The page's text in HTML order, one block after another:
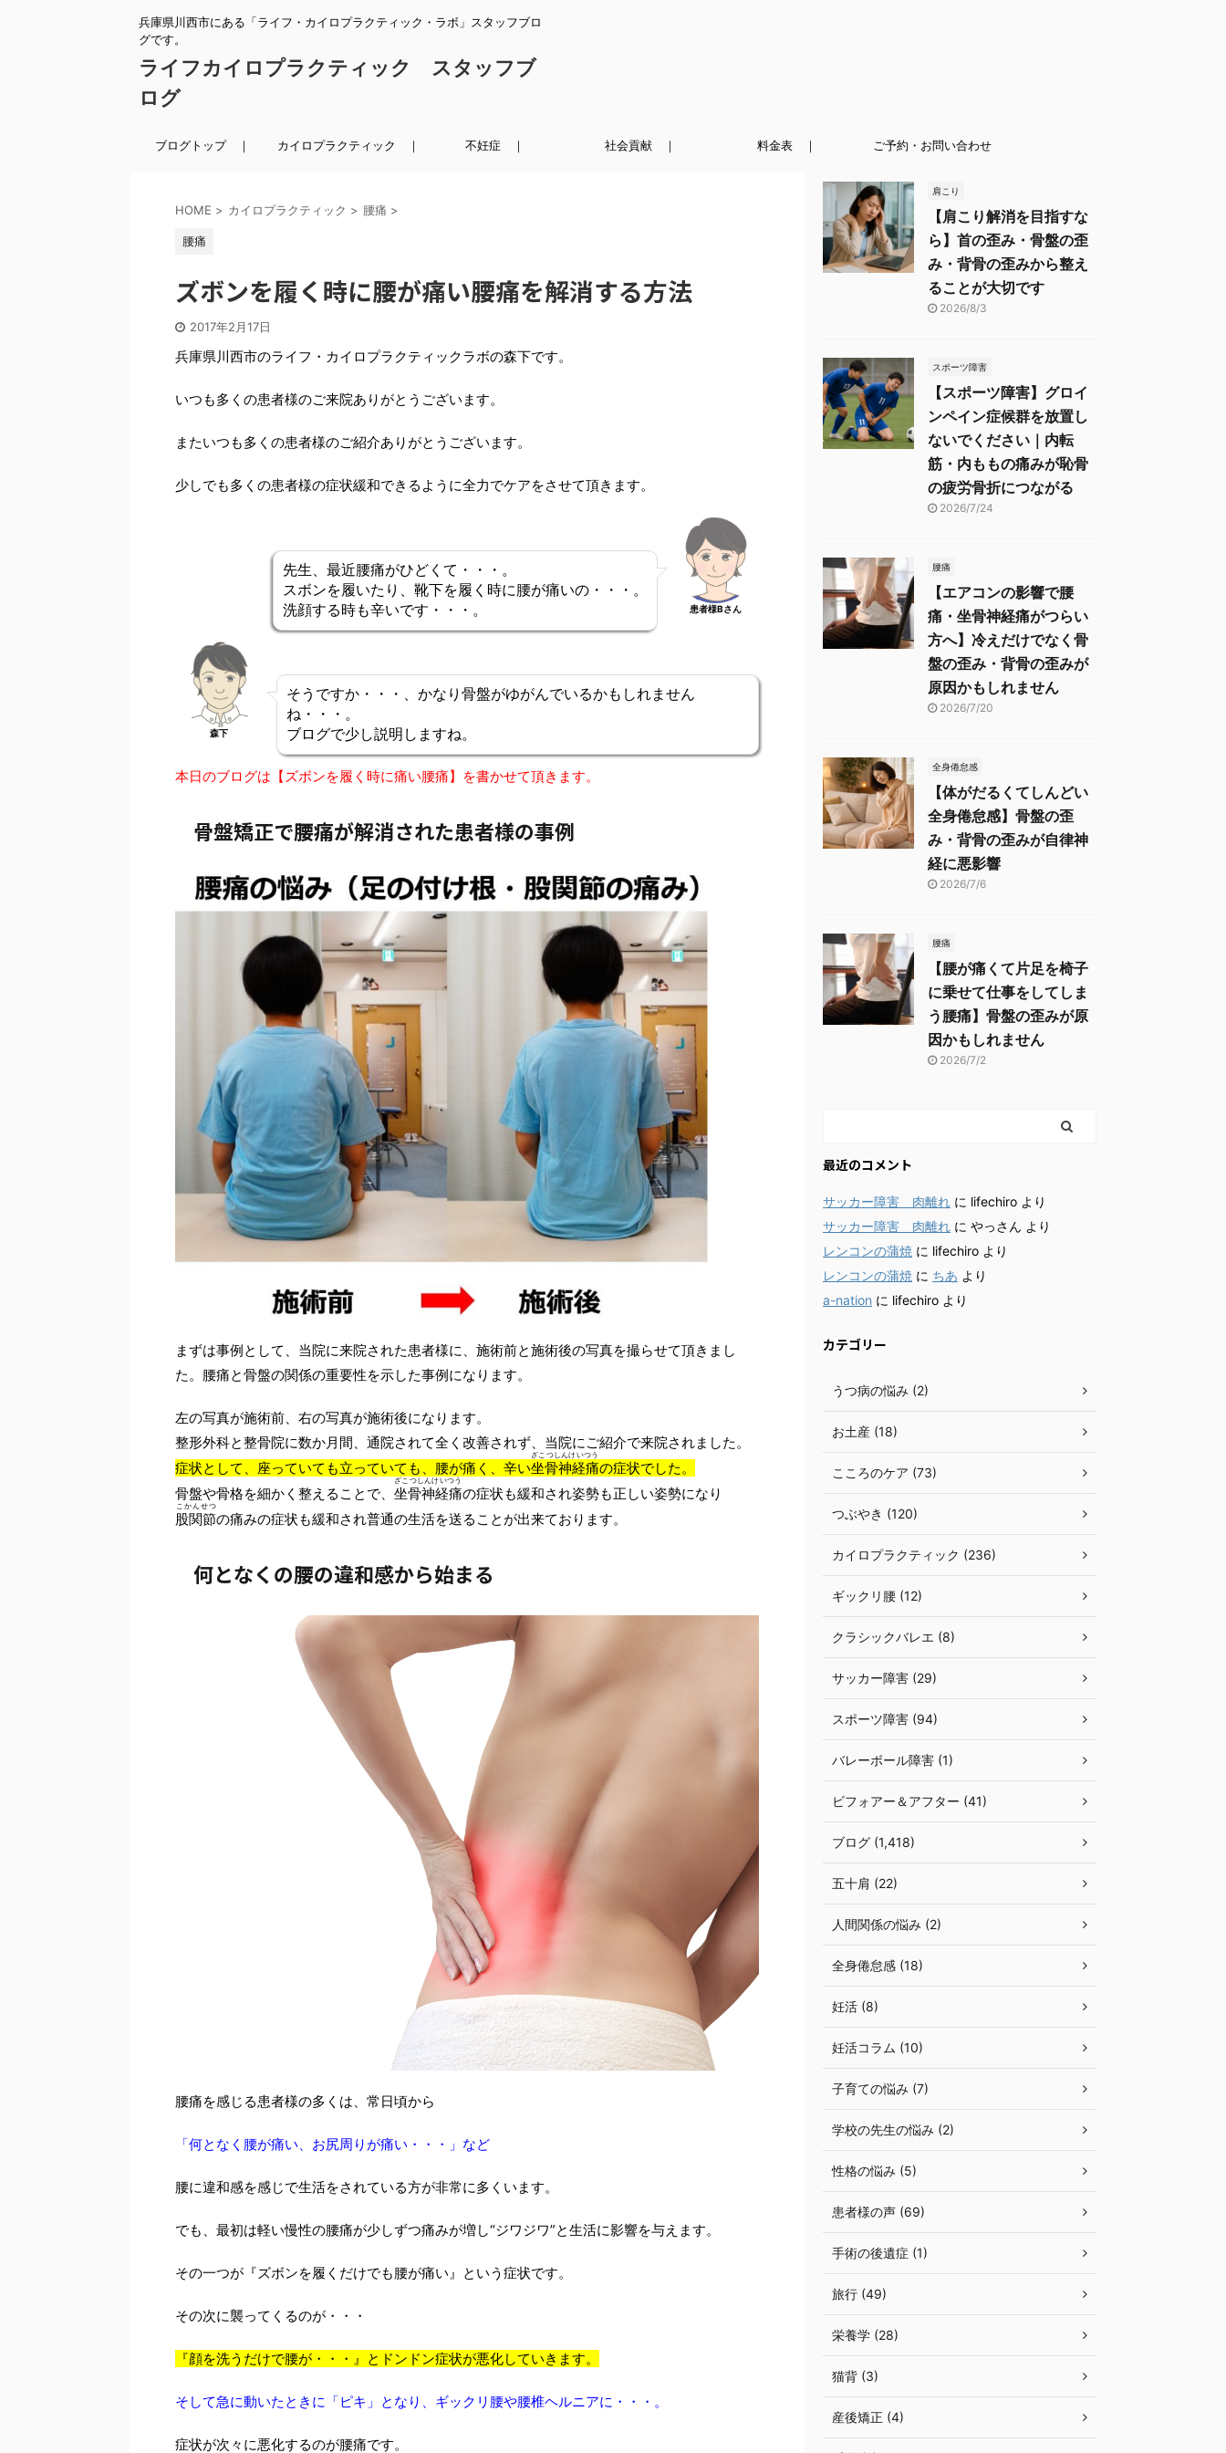
兵庫県川西市にある「ライフ・カイロプラクティック・ラボ」スタッフブロ
グです。
ライフカイロプラクティック スタッフブ
ログ
ブログトップ ｜ カイロプラクティック ｜ 不妊症 ｜ 社会貢献 ｜ 料金表 ｜ ご予約・お問い合わせ
HOME > カイロプラクティック > 腰痛 >
腰痛
ズボンを履く時に腰が痛い腰痛を解消する方法
2017年2月17日
兵庫県川西市のライフ・カイロプラクティックラボの森下です。
いつも多くの患者様のご来院ありがとうございます。
またいつも多くの患者様のご紹介ありがとうございます。
少しでも多くの患者様の症状緩和できるように全力でケアをさせて頂きます。
先生、最近腰痛がひどくて・・・。
スボンを履いたり、靴下を履く時に腰が痛いの・・・。
洗顔する時も辛いです・・・。
患者様Bさん
森下
そうですか・・・、かなり骨盤がゆがんでいるかもしれません
ね・・・。
ブログで少し説明しますね。
本日のブログは【ズボンを履く時に痛い腰痛】を書かせて頂きます。
骨盤矯正で腰痛が解消された患者様の事例
まずは事例として、当院に来院された患者様に、施術前と施術後の写真を撮らせて頂きまし
た。腰痛と骨盤の関係の重要性を示した事例になります。
左の写真が施術前、右の写真が施術後になります。
整形外科と整骨院に数か月間、通院されて全く改善されず、当院にご紹介で来院されました。
症状として、座っていても立っていても、腰が痛く、辛い坐骨神経痛
ざこつしんけいつう
の症状でした。
骨盤や骨格を細かく整えることで、 坐骨神経痛
ざこつしんけいつう
の症状も緩和され姿勢も正しい姿勢になり
股関節
こかんせつ
の痛みの症状も緩和され普通の生活を送ることが出来ております。
何となくの腰の違和感から始まる
腰痛を感じる患者様の多くは、常日頃から
「何となく腰が痛い、お尻周りが痛い・・・」など
腰に違和感を感じで生活をされている方が非常に多くいます。
でも、最初は軽い慢性の腰痛が少しずつ痛みが増し“ジワジワ”と生活に影響を与えます。
その一つが『ズボンを履くだけでも腰が痛い』という症状です。
その次に襲ってくるのが・・・
『顔を洗うだけで腰が・・・』とドンドン症状が悪化していきます。
そして急に動いたときに「ピキ」となり、ギックリ腰や腰椎ヘルニアに・・・。
症状が次々に悪化するのが腰痛です。
肩こり
【肩こり解消を目指すな
ら】首の歪み・骨盤の歪
み・背骨の歪みから整え
ることが大切です
2026/8/3
スポーツ障害
【スポーツ障害】グロイ
ンペイン症候群を放置し
ないでください｜内転
筋・内ももの痛みが恥骨
の疲労骨折につながる
2026/7/24
腰痛
【エアコンの影響で腰
痛・坐骨神経痛がつらい
方へ】冷えだけでなく骨
盤の歪み・背骨の歪みが
原因かもしれません
2026/7/20
全身倦怠感
【体がだるくてしんどい
全身倦怠感】骨盤の歪
み・背骨の歪みが自律神
経に悪影響
2026/7/6
腰痛
【腰が痛くて片足を椅子
に乗せて仕事をしてしま
う腰痛】骨盤の歪みが原
因かもしれません
2026/7/2
最近のコメント
サッカー障害 肉離れ に lifechiro より
サッカー障害 肉離れ に やっさん より
レンコンの蒲焼 に lifechiro より
レンコンの蒲焼 に ちあ より
a-nation に lifechiro より
カテゴリー
うつ病の悩み (2)
お土産 (18)
こころのケア (73)
つぶやき (120)
カイロプラクティック (236)
ギックリ腰 (12)
クラシックバレエ (8)
サッカー障害 (29)
スポーツ障害 (94)
バレーボール障害 (1)
ビフォアー＆アフター (41)
ブログ (1,418)
五十肩 (22)
人間関係の悩み (2)
全身倦怠感 (18)
妊活 (8)
妊活コラム (10)
子育ての悩み (7)
学校の先生の悩み (2)
性格の悩み (5)
患者様の声 (69)
手術の後遺症 (1)
旅行 (49)
栄養学 (28)
猫背 (3)
産後矯正 (4)